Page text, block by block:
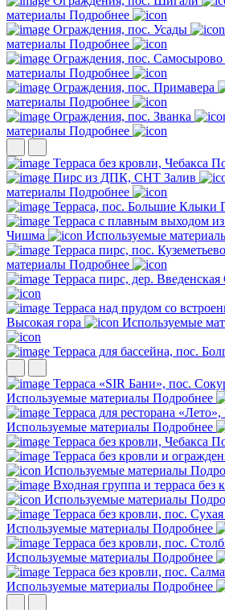
материалы Подробнее
Ограждения, пос. Усады
материалы Подробнее
Ограждения, пос. Самосырово
материалы Подробнее
Ограждения, пос. Примавера
материалы Подробнее
Ограждения, пос. Званка
материалы Подробнее
Терраса без кровли, Чебакса
Пирс из ДПК, СНТ Залив
материалы Подробнее
Терраса, пос. Большие Клыки
Терраса с плавным выходом
Чишма
Используемые
Терраса пирс, пос. Куземетьево
материалы Подробнее
Терраса пирс, дер. Введенская
Терраса над прудом со
Высокая гора
Используемые
Терраса для бассейна, пос.
Терраса «SIR Бани», пос.
Используемые материалы Подробнее
Терраса для ресторана «Лето»,
Используемые материалы Подробнее
Терраса без кровли, Чебакса
Терраса без кровли и
Используемые материалы
Входная группа и терраса
Используемые материалы
Терраса без кровли, пос.
Используемые материалы Подробнее
Терраса без кровли, пос.
Используемые материалы Подробнее
Терраса без кровли, пос.
Используемые материалы Подробнее